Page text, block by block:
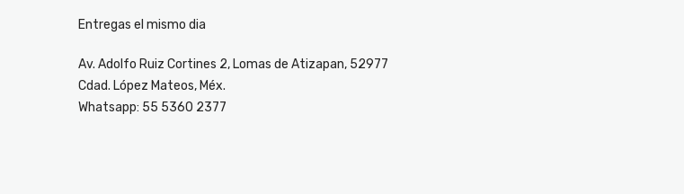
Entregas el mismo dia
Av. Adolfo Ruiz Cortines 2, Lomas de Atizapan, 52977
Cdad. López Mateos, Méx.
Whatsapp: 55 5360 2377